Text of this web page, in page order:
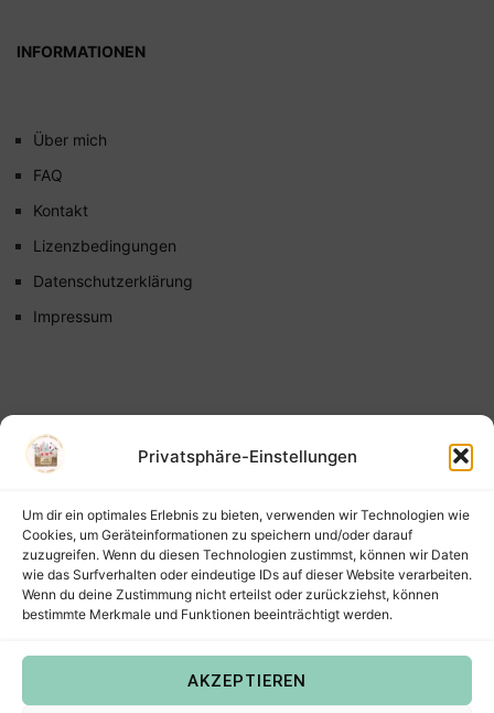
Privatsphäre-Einstellungen
Um dir ein optimales Erlebnis zu bieten, verwenden wir Technologien wie
Cookies, um Geräteinformationen zu speichern und/oder darauf
zuzugreifen. Wenn du diesen Technologien zustimmst, können wir Daten
wie das Surfverhalten oder eindeutige IDs auf dieser Website verarbeiten.
Wenn du deine Zustimmung nicht erteilst oder zurückziehst, können
bestimmte Merkmale und Funktionen beeinträchtigt werden.
AKZEPTIEREN
INFORMATIONEN
Über mich
FAQ
Kontakt
Lizenzbedingungen
Datenschutzerklärung
Impressum
Copyright © 2022Steffis Kreativkiste – Plotterdateien,